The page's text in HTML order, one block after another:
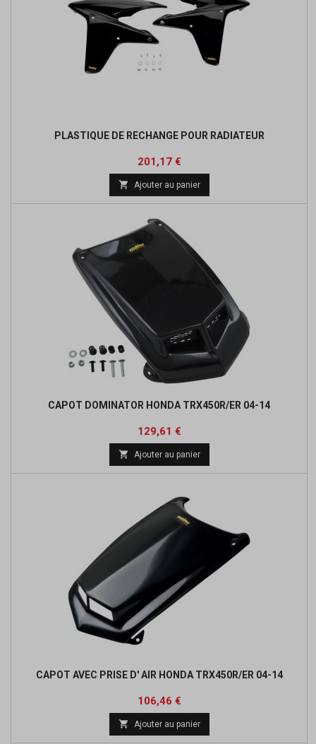
PLASTIQUE DE RECHANGE POUR RADIATEUR
Prix
201,17 €Prix
de
base
 Ajouter au panier
CAPOT DOMINATOR HONDA TRX450R/ER 04-14
Prix
129,61 €Prix
de
base
 Ajouter au panier
CAPOT AVEC PRISE D' AIR HONDA TRX450R/ER 04-14
Prix
106,46 €Prix
de
base
 Ajouter au panier